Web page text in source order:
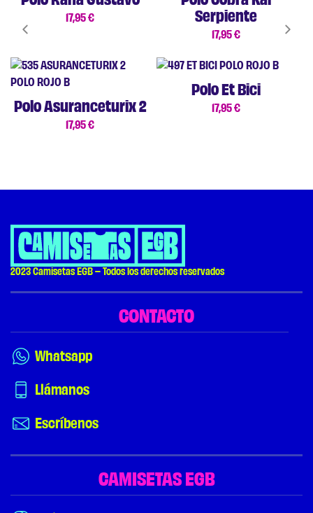
17,95 €
Serpiente
17,95 €
Polo Asuranceturix 2
17,95 €
Polo Et Bici
17,95 €
2023 Camisetas EGB – Todos los derechos reservados
CONTACTO
Whatsapp
Llámanos
Escríbenos
CAMISETAS EGB